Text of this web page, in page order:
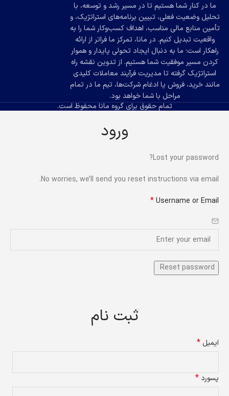
ما در کنار شما هستیم تا در مسیر رشد و توسعه، با
تحلیل وضعیت فعلی، تبیین برنامه‌های استراتژیک، و
تأمین منابع مالی مناسب، اهداف کسب‌وکار شما را به
واقعیت تبدیل کنیم. در مانا، تمرکز ما فراتر از ارائه
راهکار است؛ ما به دنبال ایجاد تحولی پایدار و هموار
کردن مسیر موفقیت شما هستیم. از تدوین نقشه راه
استراتژیک گرفته تا مدیریت فرآیند معاملات کلیدی
مانند خرید، فروش یا ادغام شرکت‌ها، تیم ما در تمام
مراحل با شما خواهد بود.
تمام حقوق برای گروه مانا محفوظ است.
ورود
Lost your password?
No worries, we’ll send you reset instructions via email.
Username or Email
*
ثبت نام
ایمیل *
پسورد *